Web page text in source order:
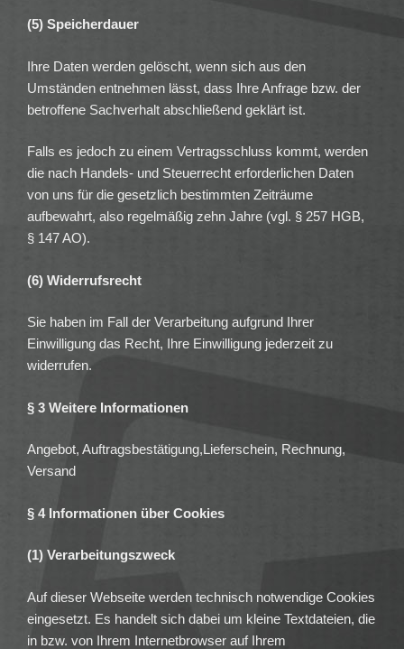
(5) Speicherdauer
Ihre Daten werden gelöscht, wenn sich aus den
Umständen entnehmen lässt, dass Ihre Anfrage bzw. der
betroffene Sachverhalt abschließend geklärt ist.
Falls es jedoch zu einem Vertragsschluss kommt, werden
die nach Handels- und Steuerrecht erforderlichen Daten
von uns für die gesetzlich bestimmten Zeiträume
aufbewahrt, also regelmäßig zehn Jahre (vgl. § 257 HGB,
§ 147 AO).
(6) Widerrufsrecht
Sie haben im Fall der Verarbeitung aufgrund Ihrer
Einwilligung das Recht, Ihre Einwilligung jederzeit zu
widerrufen.
§ 3 Weitere Informationen
Angebot, Auftragsbestätigung,Lieferschein, Rechnung,
Versand
§ 4 Informationen über Cookies
(1) Verarbeitungszweck
Auf dieser Webseite werden technisch notwendige Cookies
eingesetzt. Es handelt sich dabei um kleine Textdateien, die
in bzw. von Ihrem Internetbrowser auf Ihrem